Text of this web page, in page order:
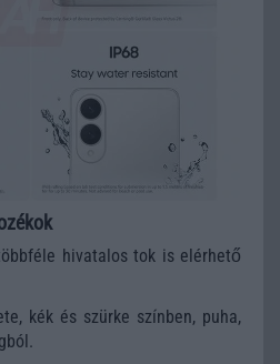
hivatalos tok is elérhető
kék és szürke színben, puha,